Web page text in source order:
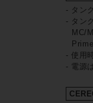
- タン
- タン
MC/
- 使用
- 電源